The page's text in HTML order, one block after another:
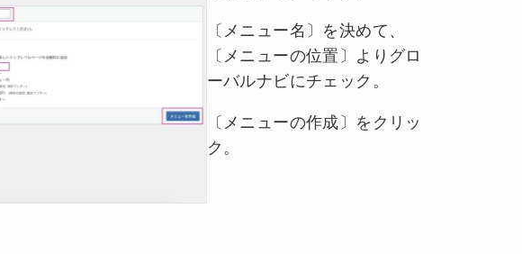
〔メニュー名〕を決めて、
〔メニューの位置〕よりグロ
ーバルナビにチェック。
〔メニューの作成〕をクリッ
ク。